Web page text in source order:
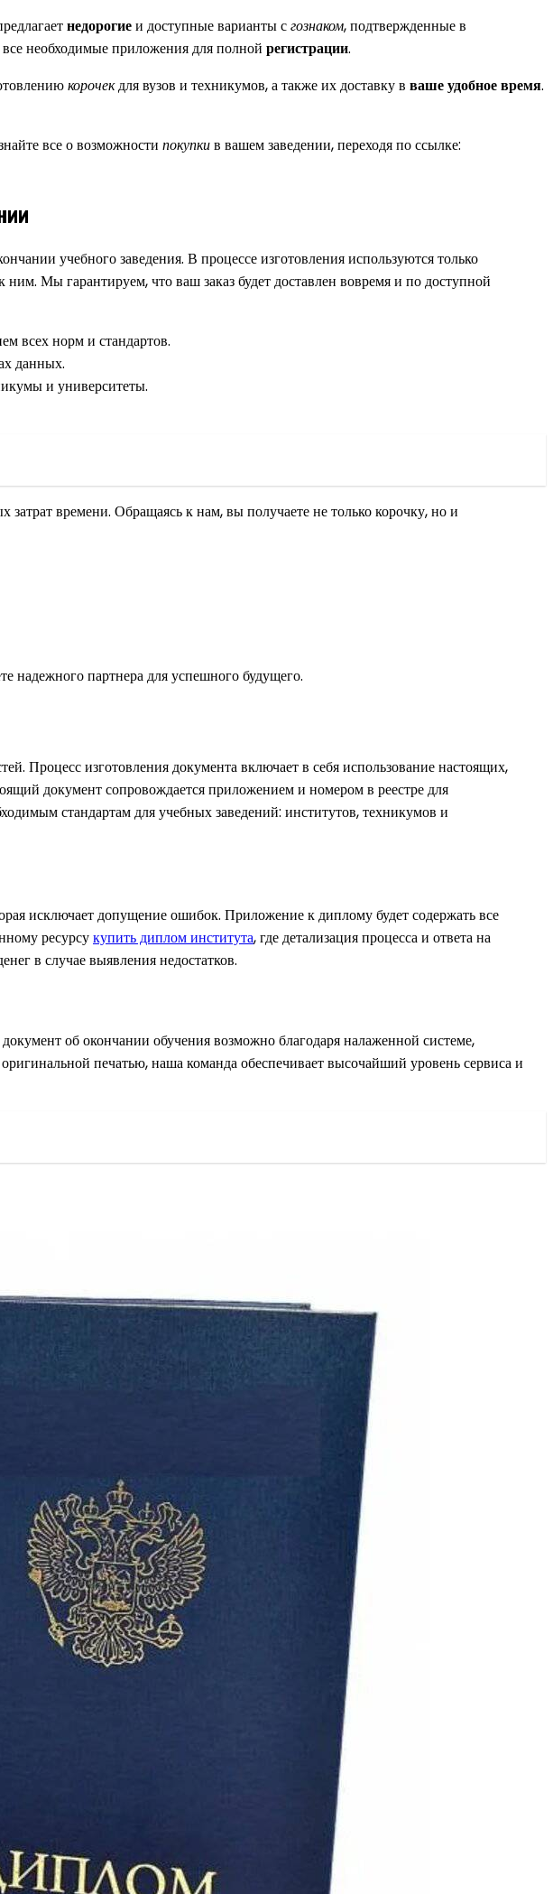
недорогиеи доступные варианты сгознаком, подтвержденные в
необходимые приложения для полной регистрации.
корочекдля вузов и техникумов, а также их доставку в ваше удобное время.
все о возможности покупкив вашем заведении, переходя по ссылке:
учебного заведения. В процессе изготовления используются только
Мы гарантируем, что ваш заказ будет доставлен вовремя и по доступной
всех норм и стандартов.
данных.
и университеты.
времени. Обращаясь к нам, вы получаете не только корочку, но и
надежного партнера для успешного будущего.
Процесс изготовления документа включает в себя использование настоящих,
документ сопровождается приложением и номером в реестре для
стандартам для учебных заведений: институтов, техникумов и
исключает допущение ошибок. Приложение к диплому будет содержать все
ресурсукупить диплом института, где детализация процесса и ответа на
в случае выявления недостатков.
об окончании обучения возможно благодаря налаженной системе,
печатью, наша команда обеспечивает высочайший уровень сервиса и